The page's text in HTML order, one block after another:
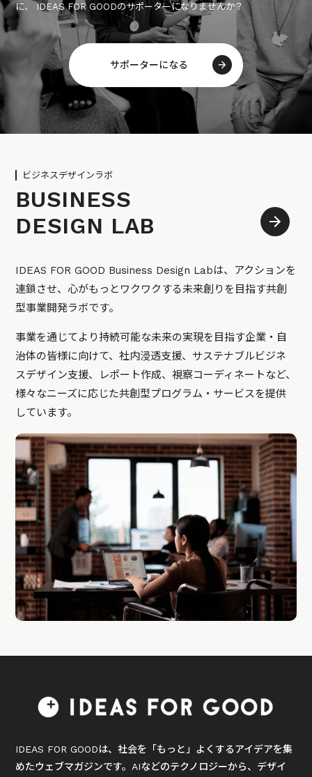
に、 IDEAS FOR GOODのサポーターになりませんか？
サポーターになる
ビジネスデザインラボ
BUSINESS
DESIGN LAB
IDEAS FOR GOOD Business Design Labは、アクションを
連鎖させ、心がもっとワクワクする未来創りを目指す共創
型事業開発ラボです。
事業を通じてより持続可能な未来の実現を目指す企業・自
治体の皆様に向けて、社内浸透支援、サステナブルビジネ
スデザイン支援、レポート作成、視察コーディネートなど、
様々なニーズに応じた共創型プログラム・サービスを提供
しています。
IDEAS FOR GOODは、社会を「もっと」よくするアイデアを集
めたウェブマガジンです。AIなどのテクノロジーから、デザイ